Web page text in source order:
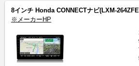
8インチ Honda CONNECTナビ(LXM-
※メーカーHP